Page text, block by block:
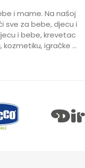
i mame. Na našoj
sve za bebe, djecu i
i bebe, krevetac
igračke ...